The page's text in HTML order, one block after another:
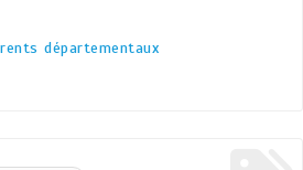
départementaux